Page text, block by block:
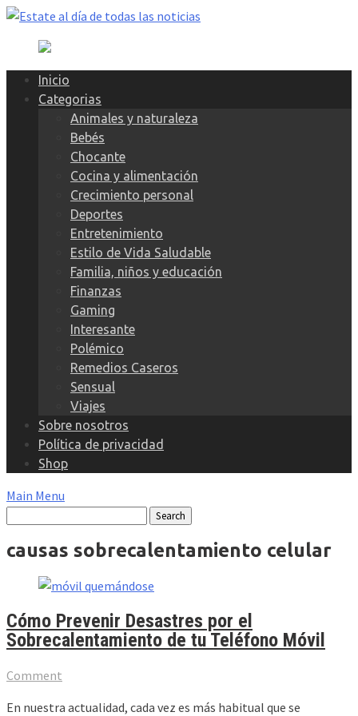
Skip
content
Inicio
Categorias
Animales y naturaleza
Bebés
Chocante
Cocina y alimentación
Crecimiento personal
Deportes
Entretenimiento
Estilo de Vida Saludable
Familia, niños y educación
Finanzas
Gaming
Interesante
Polémico
Remedios Caseros
Sensual
Viajes
Sobre nosotros
Política de privacidad
Shop
Main Menu
causas sobrecalentamiento celular
Cómo Prevenir Desastres por el
Sobrecalentamiento de tu Teléfono Móvil
Comment
En nuestra actualidad, cada vez es más habitual que se